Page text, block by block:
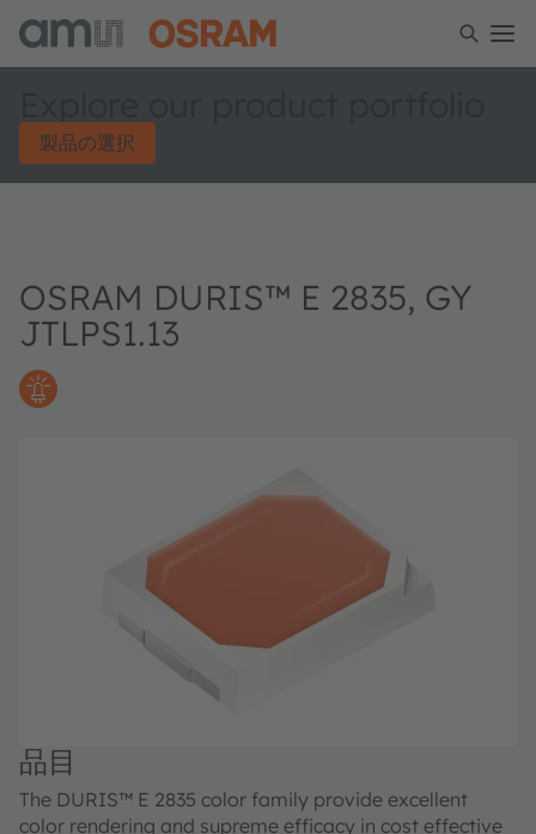
製品の選択
OSRAM DURIS™ E 2835, GY
JTLPS1.13
品目
The DURIS™ E 2835 color family provide excellent
color rendering and supreme efficacy in cost effective